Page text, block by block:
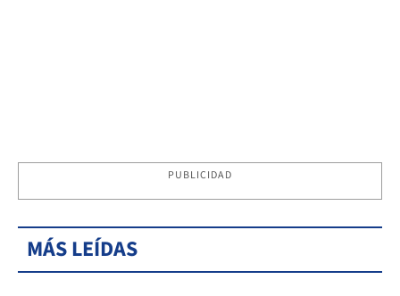
PUBLICIDAD
MÁS LEÍDAS